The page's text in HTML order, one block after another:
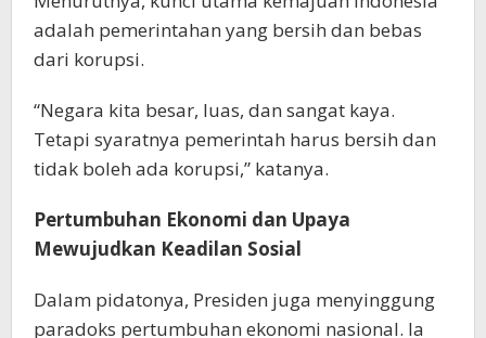
adalah pemerintahan yang bersih dan bebas
dari korupsi.
“Negara kita besar, luas, dan sangat kaya.
Tetapi syaratnya pemerintah harus bersih dan
tidak boleh ada korupsi,” katanya.
Pertumbuhan Ekonomi dan Upaya
Mewujudkan Keadilan Sosial
Dalam pidatonya, Presiden juga menyinggung
paradoks pertumbuhan ekonomi nasional. Ia